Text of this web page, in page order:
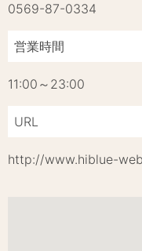
0569-87-0334
営業時間
11:00～23:00
URL
http://www.hiblue-